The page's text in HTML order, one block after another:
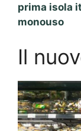
prima isola
monouso
Il